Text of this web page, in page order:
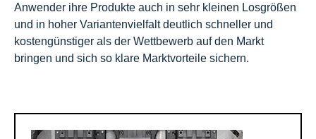
Anwender ihre Produkte auch in sehr kleinen Losgrößen
und in hoher Variantenvielfalt deutlich schneller und
kostengünstiger als der Wettbewerb auf den Markt
bringen und sich so klare Marktvorteile sichern.